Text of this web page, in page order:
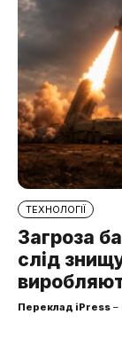
ТЕХНОЛОГІЇ
Загроза
слід
Переклад iPress –